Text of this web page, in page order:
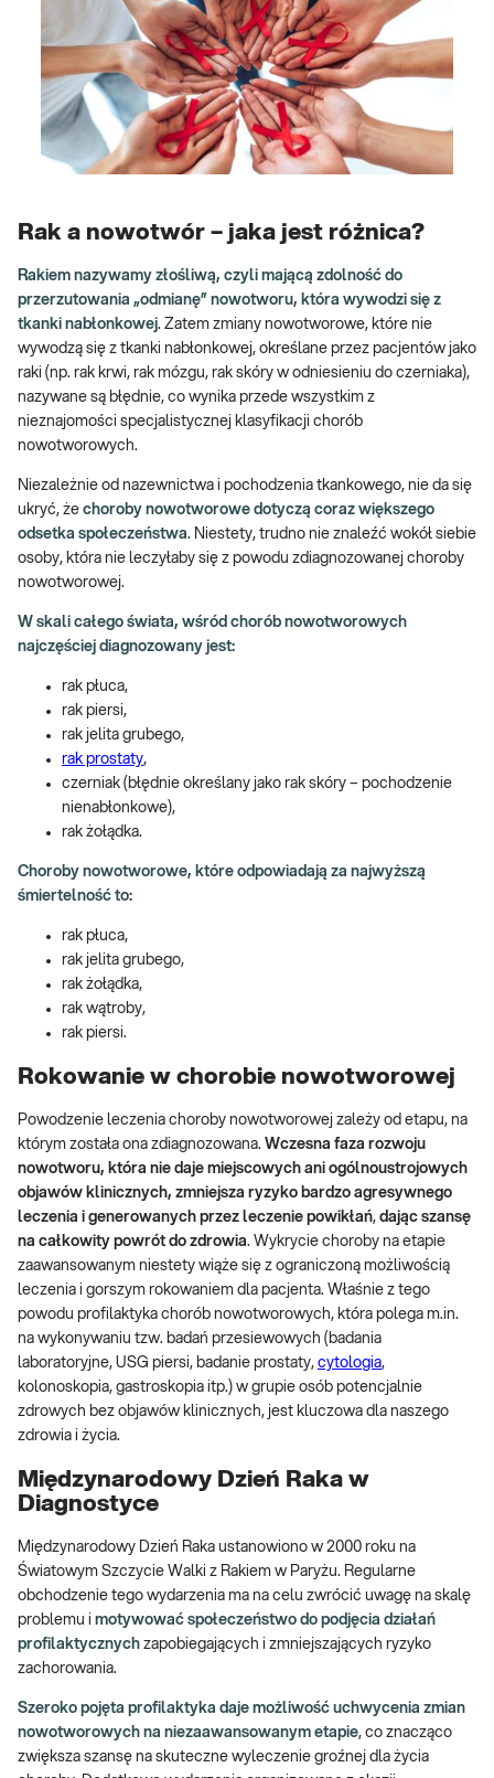
Rak a nowotwór – jaka jest różnica?
Rakiem nazywamy złośliwą, czyli mającą zdolność do
przerzutowania „odmianę” nowotworu, która wywodzi się z
tkanki nabłonkowej. Zatem zmiany nowotworowe, które nie
wywodzą się z tkanki nabłonkowej, określane przez pacjentów jako
raki (np. rak krwi, rak mózgu, rak skóry w odniesieniu do czerniaka),
nazywane są błędnie, co wynika przede wszystkim z
nieznajomości specjalistycznej klasyfikacji chorób
nowotworowych.
Niezależnie od nazewnictwa i pochodzenia tkankowego, nie da się
ukryć, że choroby nowotworowe dotyczą coraz większego
odsetka społeczeństwa. Niestety, trudno nie znaleźć wokół siebie
osoby, która nie leczyłaby się z powodu zdiagnozowanej choroby
nowotworowej.
W skali całego świata, wśród chorób nowotworowych
najczęściej diagnozowany jest:
rak płuca,
rak piersi,
rak jelita grubego,
rak prostaty,
czerniak (błędnie określany jako rak skóry – pochodzenie
nienabłonkowe),
rak żołądka.
Choroby nowotworowe, które odpowiadają za najwyższą
śmiertelność to:
rak płuca,
rak jelita grubego,
rak żołądka,
rak wątroby,
rak piersi.
Rokowanie w chorobie nowotworowej
Powodzenie leczenia choroby nowotworowej zależy od etapu, na
którym została ona zdiagnozowana. Wczesna faza rozwoju
nowotworu, która nie daje miejscowych ani ogólnoustrojowych
objawów klinicznych, zmniejsza ryzyko bardzo agresywnego
leczenia i generowanych przez leczenie powikłań, dając szansę
na całkowity powrót do zdrowia. Wykrycie choroby na etapie
zaawansowanym niestety wiąże się z ograniczoną możliwością
leczenia i gorszym rokowaniem dla pacjenta. Właśnie z tego
powodu profilaktyka chorób nowotworowych, która polega m.in.
na wykonywaniu tzw. badań przesiewowych (badania
laboratoryjne, USG piersi, badanie prostaty, cytologia,
kolonoskopia, gastroskopia itp.) w grupie osób potencjalnie
zdrowych bez objawów klinicznych, jest kluczowa dla naszego
zdrowia i życia.
Międzynarodowy Dzień Raka w
Diagnostyce
Międzynarodowy Dzień Raka ustanowiono w 2000 roku na
Światowym Szczycie Walki z Rakiem w Paryżu. Regularne
obchodzenie tego wydarzenia ma na celu zwrócić uwagę na skalę
problemu i motywować społeczeństwo do podjęcia działań
profilaktycznych zapobiegających i zmniejszających ryzyko
zachorowania.
Szeroko pojęta profilaktyka daje możliwość uchwycenia zmian
nowotworowych na niezaawansowanym etapie, co znacząco
zwiększa szansę na skuteczne wyleczenie groźnej dla życia